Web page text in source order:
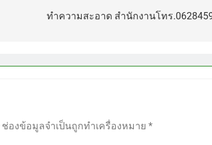
ทำความสะอาด สำนักงานโทร
ช่องข้อมูลจำเป็นถูกทำเครื่องหมาย *